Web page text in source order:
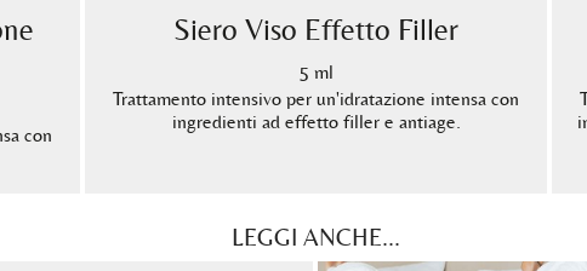
con
Siero Viso Effetto Filler
5 ml
Trattamento intensivo per un'idratazione intensa con
ingredienti ad effetto filler e antiage.
LEGGI ANCHE...